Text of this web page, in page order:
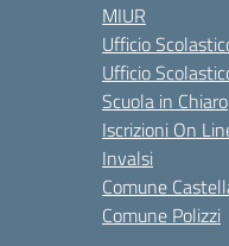
MIUR
Ufficio
Ufficio
Scuola in Chiaro
Iscrizioni On
Invalsi
Comune
Comune Polizzi